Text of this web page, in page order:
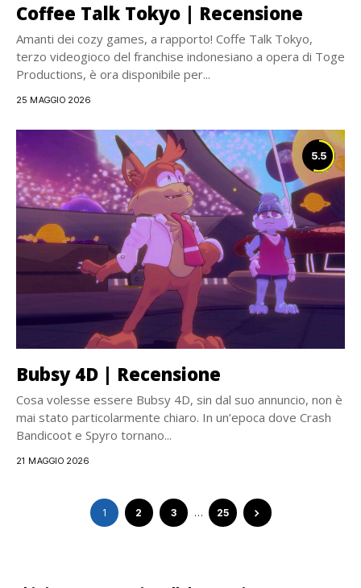
Coffee Talk Tokyo | Recensione
Amanti dei cozy games, a rapporto! Coffe Talk Tokyo,
terzo videogioco del franchise indonesiano a opera di Toge
Productions, è ora disponibile per...
25 MAGGIO 2026
5.5
Bubsy 4D | Recensione
Cosa volesse essere Bubsy 4D, sin dal suo annuncio, non è
mai stato particolarmente chiaro. In un’epoca dove Crash
Bandicoot e Spyro tornano...
21 MAGGIO 2026
1 2 3 … 25